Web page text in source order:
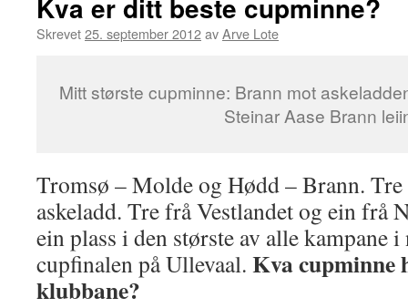
Kva er ditt beste cupminne?
Skrevet25. september 2012avArve Lote
Mitt største cupminne: Brann mot
Steinar Aase Brann
Tromsø – Molde og Hødd – Brann.
askeladd. Tre frå Vestlandet og ein frå
ein plass i den største av alle kampane
cupfinalen på Ullevaal. Kva cupminne
klubbane?